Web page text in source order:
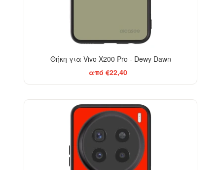
Θήκη για Vivo X200 Pro - Dewy Dawn
από €22,40